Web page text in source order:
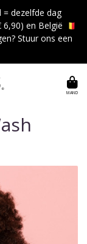
dezelfde dag
6,90) en België 🇧🇪
Stuur ons een
MAND